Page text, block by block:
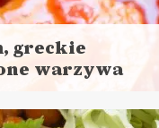
greckie
warzywa
15 minut